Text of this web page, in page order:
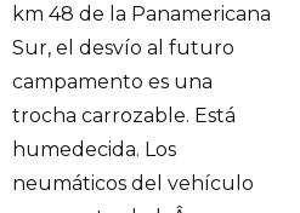
km 48 de la Panamericana
Sur, el desvío al futuro
campamento es una
trocha carrozable. Está
humedecida. Los
neumáticos del vehículo